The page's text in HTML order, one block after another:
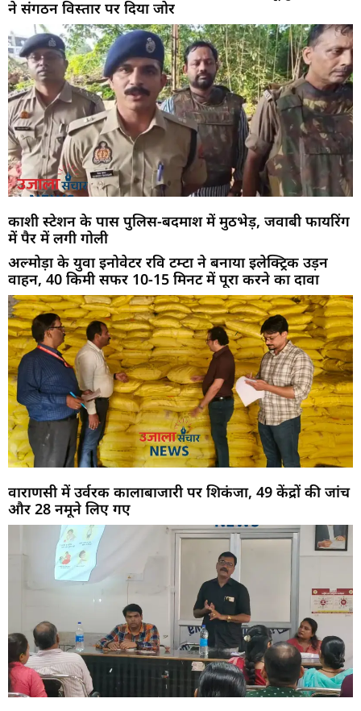
ने संगठन विस्तार पर दिया जोर
काशी स्टेशन के पास पुलिस-बदमाश में मुठभेड़, जवाबी फायरिंग
में पैर में लगी गोली
अल्मोड़ा के युवा इनोवेटर रवि टम्टा ने बनाया इलेक्ट्रिक उड़न
वाहन, 40 किमी सफर 10-15 मिनट में पूरा करने का दावा
वाराणसी में उर्वरक कालाबाजारी पर शिकंजा, 49 केंद्रों की जांच
और 28 नमूने लिए गए